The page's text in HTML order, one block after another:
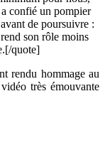
confié un pompier
de poursuivre :
son rôle moins
quote]
rendu hommage au
très émouvante